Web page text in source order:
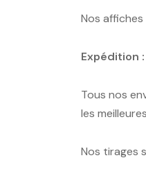
Nos
Expédition :
Tous nos
les
Nos tirages